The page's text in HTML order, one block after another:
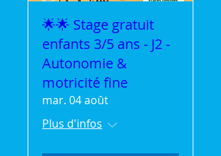
🌟🌟 Stage gratuit
enfants 3/5 ans - J2 -
Autonomie &
motricité fine
mar. 04 août
Plus d'infos